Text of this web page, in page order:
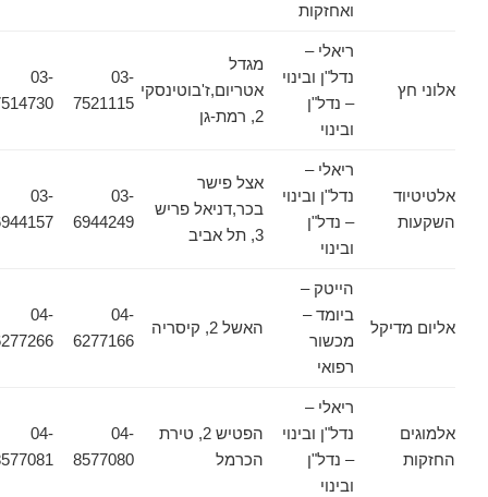
ואחזקות
אלוני חץ
ריאלי –
נדל"ן ובינוי
– נדל"ן
ובינוי
מגדל
אטריום,ז'בוטינסקי
03-
7521115
03-
7514730
אלטיטיוד
השקעות
ריאלי –
נדל"ן ובינוי
– נדל"ן
ובינוי
אצל פישר
בכר,דניאל פריש
03-
6944249
03-
6944157
אליום מדיקל
הייטק –
ביומד –
מכשור
רפואי
האשל 2, קיסריה
04-
6277166
04-
6277266
אלמוגים
החזקות
ריאלי –
נדל"ן ובינוי
– נדל"ן
ובינוי
הפטיש 2, טירת
הכרמל
04-
8577080
04-
8577081